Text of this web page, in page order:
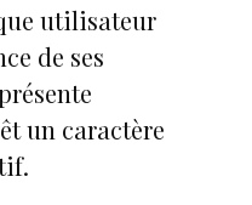
utilisateur
de ses
un caractère